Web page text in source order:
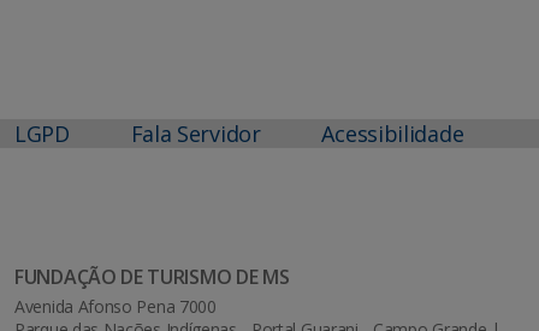
LGPD Fala Servidor Acessibilidade
FUNDAÇÃO DE TURISMO DE MS
Avenida Afonso Pena 7000